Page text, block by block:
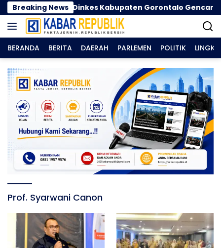
Langsung
ke
konten
Breaking News
Kemarau, Dinkes Kabupaten Gorontalo Gencarkan
BERANDA BERITA DAERAH PARLEMEN POLITIK
Prof. Syarwani Canon